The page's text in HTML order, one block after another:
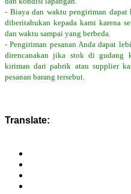
- Biaya dan waktu pengiriman
diberitahukan kepada kami karena
dan waktu sampai yang berbeda.
- Pengiriman pesanan Anda dapat
direncanakan jika stok di gudang
kiriman dari pabrik atau supplier
pesanan barang tersebut.
Translate: